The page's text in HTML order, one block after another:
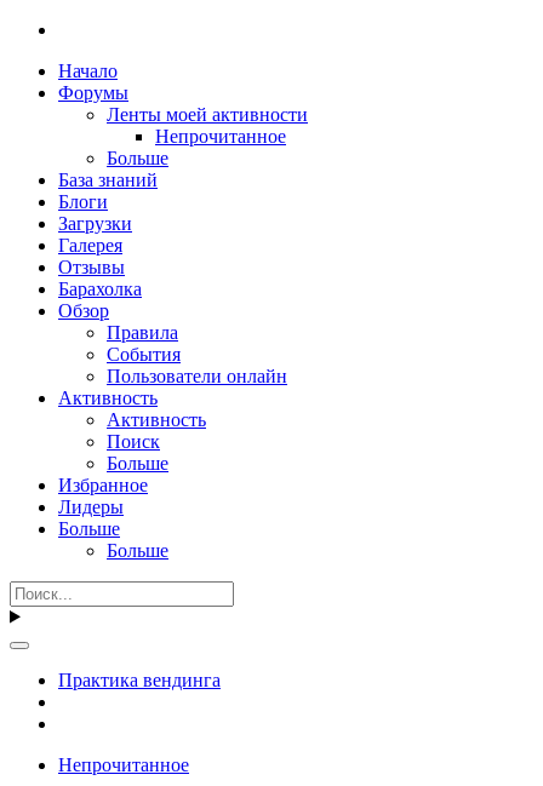
Начало
Форумы
Ленты моей активности
Непрочитанное
Больше
База знаний
Блоги
Загрузки
Галерея
Отзывы
Барахолка
Обзор
Правила
События
Пользователи онлайн
Активность
Активность
Поиск
Больше
Избранное
Лидеры
Больше
Больше
Практика вендинга
Непрочитанное